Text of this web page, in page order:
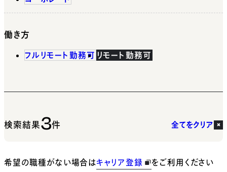
働き方
フルリモート勤務可 リモート勤務可
検索結果3件 全てをクリア
希望の職種がない場合はキャリア登録 をご利用ください